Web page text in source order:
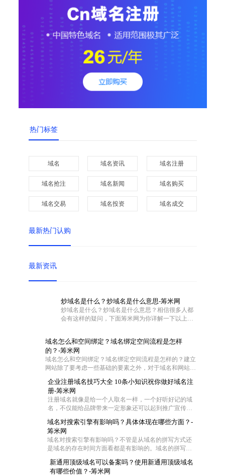
热门标签
域名 域名资讯 域名注册
域名抢注 域名新闻 域名购买
域名交易 域名投资 域名成交
最新热门认购
最新资讯
炒域名是什么？炒域名是什么意思-筹米网
炒域名是什么？炒域名是什么意思？相信很多人都
会有这样的疑问，下面筹米网为你详解一下以上问
域名怎么和空间绑定？域名绑定空间流程是怎样
的？-筹米网
域名怎么和空间绑定？域名绑定空间流程是怎样的？建立
网站除了要考虑一些基础的要素之外，对于域名和网站空
么联系在一起呢?一般都是通过域名解析把域名指向空间
IP，让用户可以通过域名访问网站空间。那么网站域名如
何绑定空间？下面筹米网小编就带大家去看看域名怎么和
空间绑定和域名绑定空间流程是怎样的。
企业注册域名技巧大全 10条小知识祝你做好域名注
册-筹米网
注册域名就像是给一个人取名一样，一个好听好记的域
名，不仅能给品牌带来一定形象还可以起到推广宣传的
大，那么作为一家企业怎么去注册域名成了企业的难
题，今天筹米就给大家一些小妙招！帮你选择适合的好
域名：
域名对搜索引擎有影响吗？具体体现在哪些方面？-
筹米网
域名对搜索引擎有影响吗？不管是从域名的拼写方式还
是域名的存在时间方面看都是有影响的。域名的拼写是
且一般来说域名时间越长对优化越有帮助，但是在用老
域名时，要注意域名是否被K这样是对SEO不利。当然还
新通用顶级域名可以备案吗？使用新通用顶级域名
有哪些价值？-筹米网